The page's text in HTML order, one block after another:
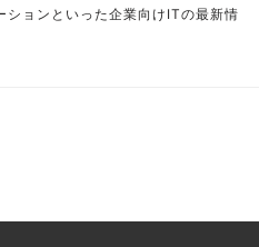
ションといった企業向けITの最新情